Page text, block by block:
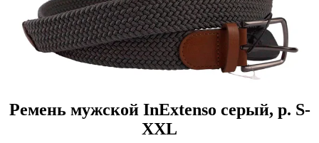
Ремень мужской InExtenso серый, р. S-
XXL